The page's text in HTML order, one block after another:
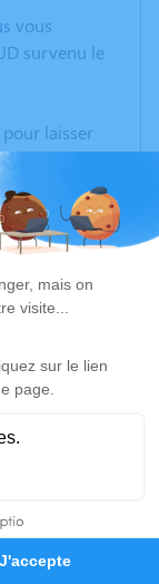
vous
survenu le
laisser
une
des
lieu
de Bruno
est
hommage